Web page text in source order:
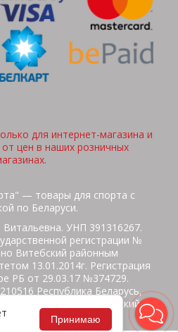
для интернет-магазина и
цен в наших розничных
— товары для спорта с
по Беларуси.
УНП 391316267.
регистрации №
Витебский районным
13.01.2014г. Регистрация
РБ от 29.03.17 №374729.
Республика Беларусь,
район, Бабиничский с/
ул.Школьная
Принимаю